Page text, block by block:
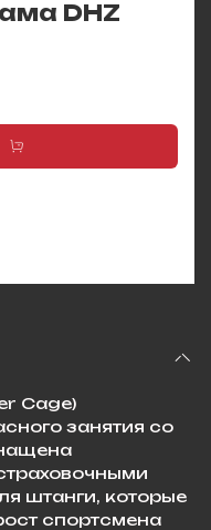
DHZ
Cage)
занятия со
штанги, которые
спортсмена